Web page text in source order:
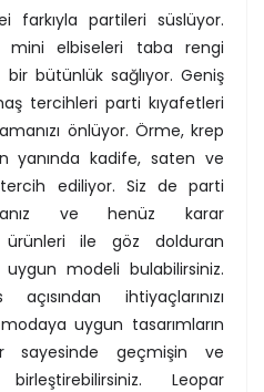
farkıyla partileri süslüyor.
elbiseleri taba rengi
bütünlük sağlıyor. Geniş
tercihleri parti kıyafetleri
önlüyor. Örme, krep
yanında kadife, saten ve
ediliyor. Siz de parti
ve henüz karar
ürünleri ile göz dolduran
uygun modeli bulabilirsiniz.
ihtiyaçlarınızı
uygun tasarımların
sayesinde geçmişin ve
Leopar